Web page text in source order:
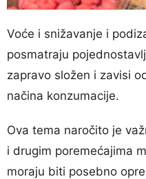
Voće i snižavanje i
posmatraju
zapravo složen i zavisi
načina konzumacije.
Ova tema naročito je
i drugim poremećajima
moraju biti posebno